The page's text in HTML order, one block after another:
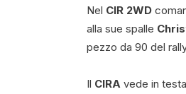
Nel CIR 2WD
alla sue spalle
pezzo da 90 del
Il CIRA vede in testa